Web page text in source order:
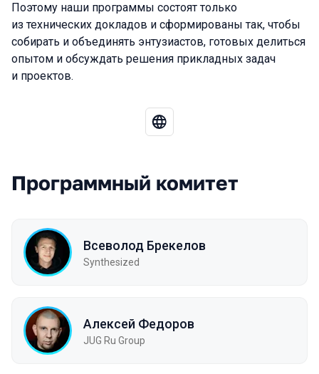
Поэтому наши программы состоят только
из технических докладов и сформированы так, чтобы
собирать и объединять энтузиастов, готовых делиться
опытом и обсуждать решения прикладных задач
и проектов.
Программный комитет
Всеволод Брекелов
Synthesized
Алексей Федоров
JUG Ru Group